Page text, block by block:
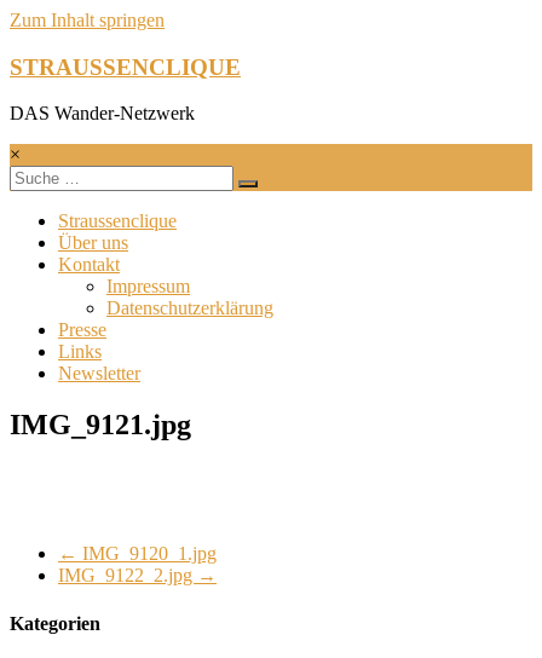
Zum Inhalt springen
STRAUSSENCLIQUE
DAS Wander-Netzwerk
×
Straussenclique
Über uns
Kontakt
Impressum
Datenschutzerklärung
Presse
Links
Newsletter
IMG_9121.jpg
← IMG_9120_1.jpg
IMG_9122_2.jpg →
Kategorien